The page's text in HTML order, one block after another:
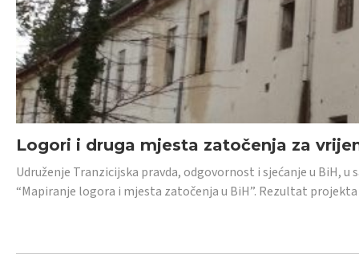
Logori i druga mjesta zatočenja za
Udruženje Tranzicijska pravda, odgovornost i sjećanje u BiH,
“Mapiranje logora i mjesta zatočenja u BiH”. Rezultat